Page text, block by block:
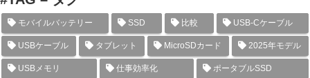
モバイルバッテリー SSD 比較 USB-Cケーブル
USBケーブル タブレット MicroSDカード 2025年モデル
USBメモリ 仕事効率化 ポータブルSSD